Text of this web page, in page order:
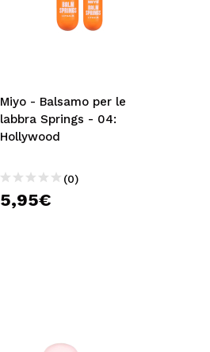
Miyo - Balsamo per le
labbra Springs - 04:
Hollywood
(0)
5,95€